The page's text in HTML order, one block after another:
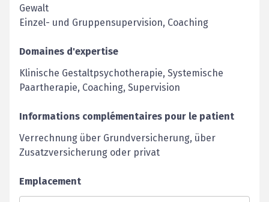
Gewalt
Einzel- und Gruppensupervision, Coaching
Domaines d'expertise
Klinische Gestaltpsychotherapie, Systemische
Paartherapie, Coaching, Supervision
Informations complémentaires pour le patient
Verrechnung über Grundversicherung, über
Zusatzversicherung oder privat
Emplacement